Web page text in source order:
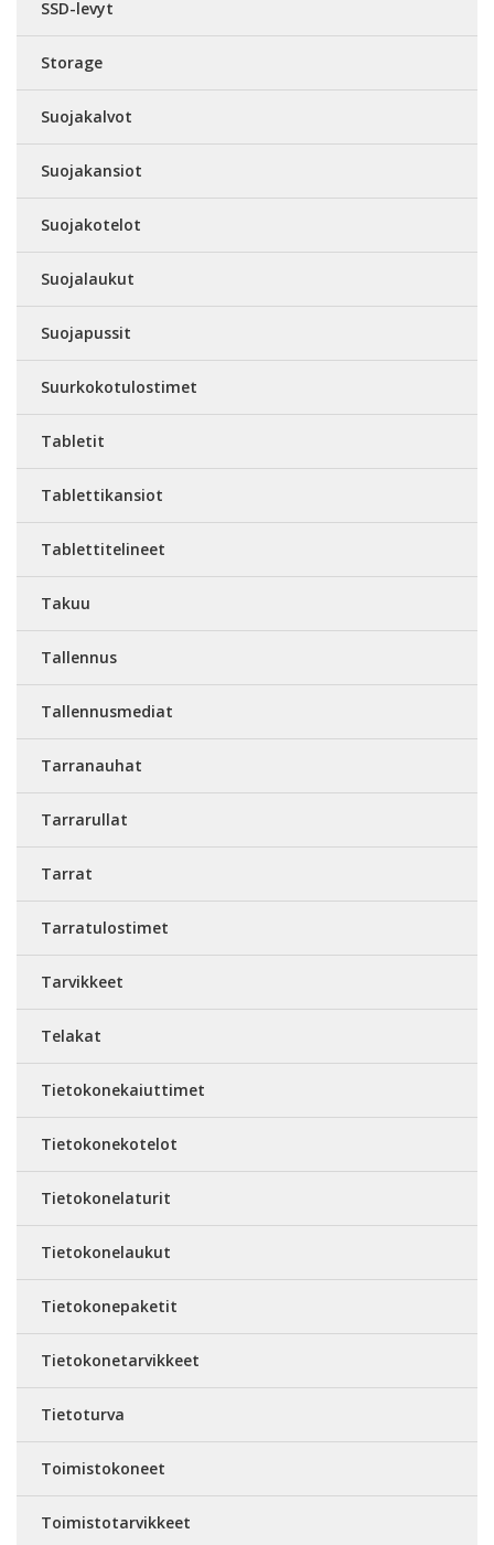
SSD-levyt
Storage
Suojakalvot
Suojakansiot
Suojakotelot
Suojalaukut
Suojapussit
Suurkokotulostimet
Tabletit
Tablettikansiot
Tablettitelineet
Takuu
Tallennus
Tallennusmediat
Tarranauhat
Tarrarullat
Tarrat
Tarratulostimet
Tarvikkeet
Telakat
Tietokonekaiuttimet
Tietokonekotelot
Tietokonelaturit
Tietokonelaukut
Tietokonepaketit
Tietokonetarvikkeet
Tietoturva
Toimistokoneet
Toimistotarvikkeet